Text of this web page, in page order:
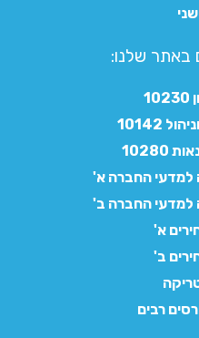
באתר שלנו:​
10142
למדעי החברה א'
למדעי החברה ב'
א'
ב'
רבים